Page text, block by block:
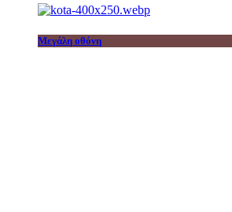
Μεγάλη οθόνη